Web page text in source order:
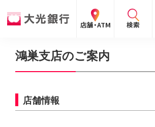
店舗・ATM 検索
手数料 預金金利
個人のお客さま
たいこうパーソナルe-バンキング
鴻巣支店のご案内
店舗情報